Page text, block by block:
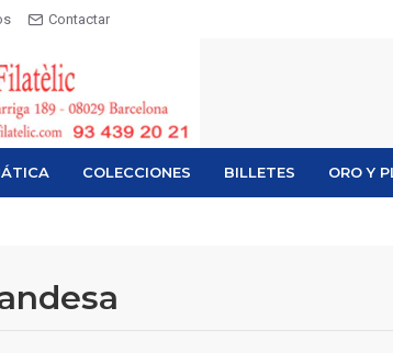
Contactar
COLECCIONES BILLETES ORO Y